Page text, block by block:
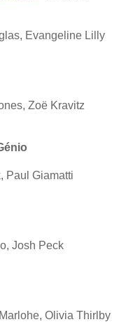
Evangeline Lilly
Zoë Kravitz
Paul Giamatti
Josh Peck
Olivia Thirlby